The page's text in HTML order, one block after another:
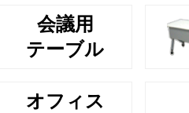
会議用
テーブル
オフィス